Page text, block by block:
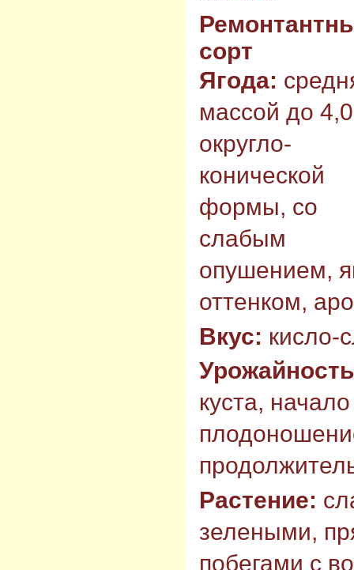
сорт
Ягода:
массой до 4,0
округло-
конической
формы, со
слабым
опушением,
оттенком,
Вкус: кисло-
куста,
Растение:
зелеными,
побегами с